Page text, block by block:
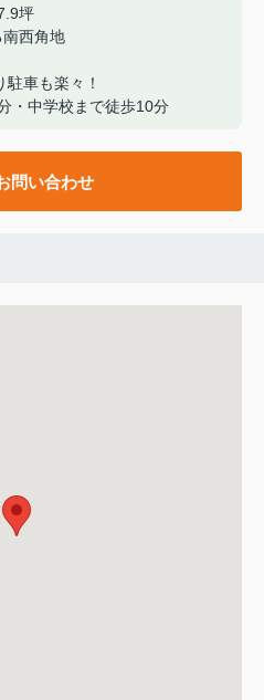
坪
西角地
車も楽々！
・中学校まで徒歩10分
問い合わせ